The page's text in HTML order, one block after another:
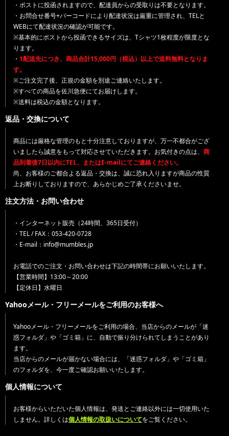
・ポストに投函されますので、配達員からの受取りは不要となります。
・お問合せ番号+バーコードにより配達状況は厳重に管理され、TELと
WEBにて配達状況の確認が可能です。
※基本的にポストから投函できるサイズは、Tシャツ1枚程度が限度とな
ります。
・ 1配送先につき、商品合計15,000円（税込）以上で送料無料となりま
す。
※ご注文完了後、正規の金額を別途ご連絡いたします。
※すべての商品を佐川急便にてお届けします。
※送料は税込の金額となります。
返品・交換について
商品には厳格な管理のもと十分注意しておりますが、万一不都合がござ
いましたら誠意をもって対応させていただきます。お気付きの点は、 商
品到着後7日以内にTEL、またはE-mailにてご連絡ください。
尚、お客様のご都合よる返品・交換は、誠に恐れ入りますが商品の性質
上お断りしておりますので、あらかじめご了承くださいませ。
注文方法・お問い合わせ
・インターネット販売（24時間、365日受付）
・TEL / FAX：053-420-0728
・E-mail：info@mumbles.jp
お電話でのご注文・お問い合わせは下記の時間帯にお願いいたします。
【営業時間】13:00～20:00
【定休日】水曜日
Yahooメール・フリーメールをご利用のお客様へ
Yahooメール・フリーメールをご利用の場合、当店からのメールが「迷
惑フォルダ」や「ゴミ箱」に、自動で振り分けられてしまうことがあり
ます。
当店からのメールが届かない場合には、「迷惑フォルダ」や「ゴミ箱」
のフォルダを、今一度ご確認お願いいたします。
個人情報について
お客様からいただいた個人情報は、発送とご連絡以外には一切使用いた
しません。詳しくは個人情報の取扱いについてをご覧ください。